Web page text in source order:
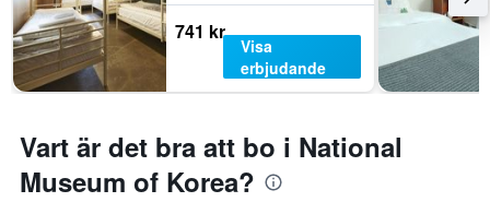
741 kr
Visa
erbjudande
Vart är det bra att bo i National
Museum of Korea?